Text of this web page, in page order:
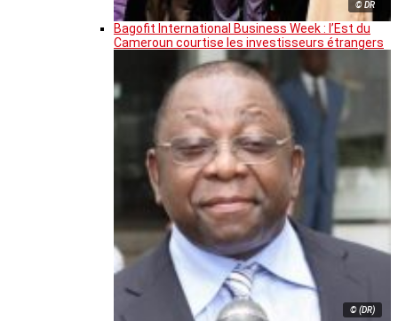
© DR
Bagofit International Business Week : l’Est du
Cameroun courtise les investisseurs étrangers
© (DR)